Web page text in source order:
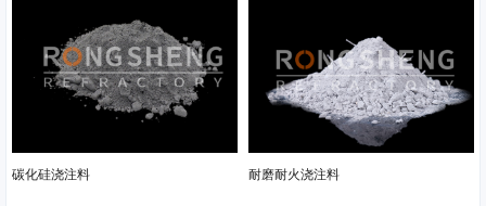
碳化硅浇注料 耐磨耐火浇注料